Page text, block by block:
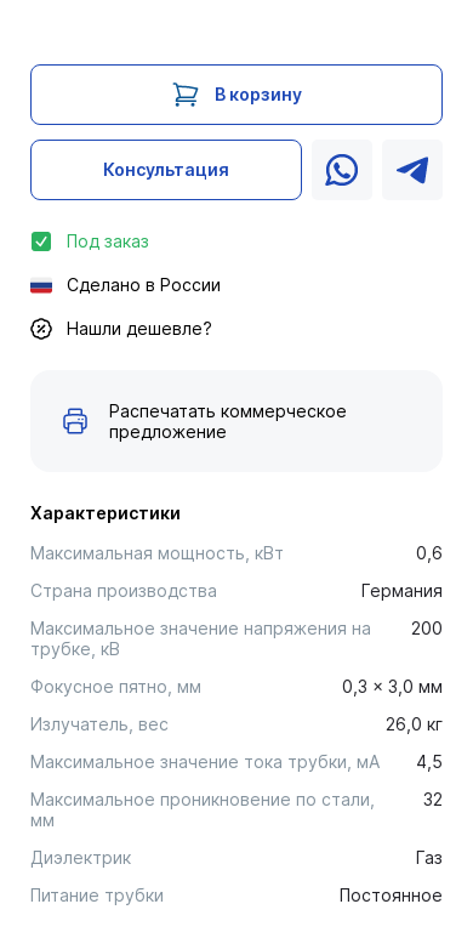
Характеристики
Максимальная мощность, кВт
0,6
Страна производства
Германия
Максимальное значение напряжения на
трубке, кВ
200
Фокусное пятно, мм
0,3 × 3,0 мм
Излучатель, вес
26,0 кг
Максимальное значение тока трубки, мА
4,5
Максимальное проникновение по стали,
мм
32
Диэлектрик
Газ
Питание трубки
Постоянное
В корзину
Консультация
Под заказ
Сделано в России
Нашли дешевле?
Распечатать коммерческое
предложение